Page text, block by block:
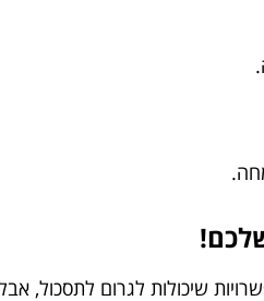
שיכולות לגרום